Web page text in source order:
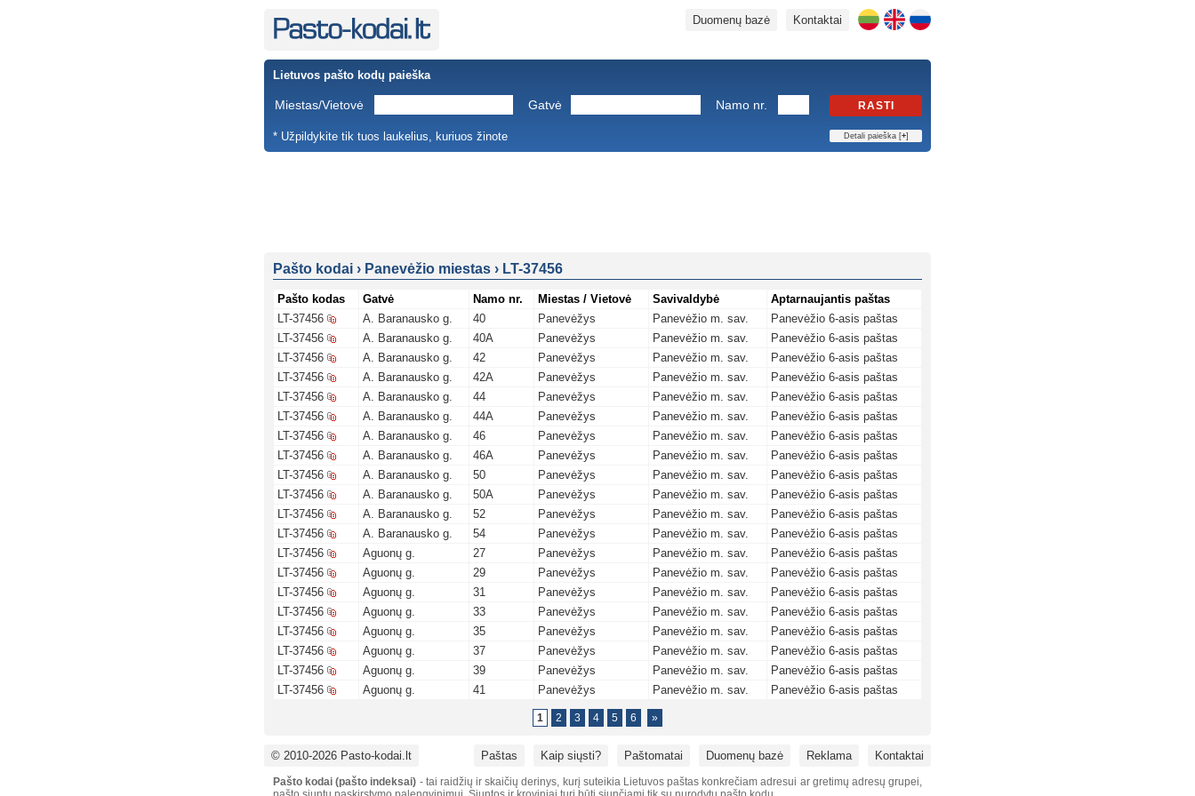
Kontaktai
Duomenų bazė
Lietuvos pašto kodų paieška
Miestas/Vietovė Gatvė Namo nr. RASTI
* Užpildykite tik tuos laukelius, kuriuos žinote Detali paieška [+]
Pašto kodai › Panevėžio miestas › LT-37456
Pašto kodas Gatvė Namo nr. Miestas / Vietovė Savivaldybė
Aptarnaujantis paštas
LT-37456
A. Baranausko g. 40 Panevėžys Panevėžio m. sav.
Panevėžio 6-asis paštas
LT-37456
A. Baranausko g. 40A Panevėžys Panevėžio m. sav.
Panevėžio 6-asis paštas
LT-37456
A. Baranausko g. 42 Panevėžys Panevėžio m. sav.
Panevėžio 6-asis paštas
LT-37456
A. Baranausko g. 42A Panevėžys Panevėžio m. sav.
Panevėžio 6-asis paštas
LT-37456
A. Baranausko g. 44 Panevėžys Panevėžio m. sav.
Panevėžio 6-asis paštas
LT-37456
A. Baranausko g. 44A Panevėžys Panevėžio m. sav.
Panevėžio 6-asis paštas
LT-37456
A. Baranausko g. 46 Panevėžys Panevėžio m. sav.
Panevėžio 6-asis paštas
LT-37456
A. Baranausko g. 46A Panevėžys Panevėžio m. sav.
Panevėžio 6-asis paštas
LT-37456
A. Baranausko g. 50 Panevėžys Panevėžio m. sav.
Panevėžio 6-asis paštas
LT-37456
A. Baranausko g. 50A Panevėžys Panevėžio m. sav.
Panevėžio 6-asis paštas
LT-37456
A. Baranausko g. 52 Panevėžys Panevėžio m. sav.
Panevėžio 6-asis paštas
LT-37456
A. Baranausko g. 54 Panevėžys Panevėžio m. sav.
Panevėžio 6-asis paštas
LT-37456
Aguonų g. 27 Panevėžys Panevėžio m. sav.
Panevėžio 6-asis paštas
LT-37456
Aguonų g. 29 Panevėžys Panevėžio m. sav.
Panevėžio 6-asis paštas
LT-37456
Aguonų g. 31 Panevėžys Panevėžio m. sav.
Panevėžio 6-asis paštas
LT-37456
Aguonų g. 33 Panevėžys Panevėžio m. sav.
Panevėžio 6-asis paštas
LT-37456
Aguonų g. 35 Panevėžys Panevėžio m. sav.
Panevėžio 6-asis paštas
LT-37456
Aguonų g. 37 Panevėžys Panevėžio m. sav.
Panevėžio 6-asis paštas
LT-37456
Aguonų g. 39 Panevėžys Panevėžio m. sav.
Panevėžio 6-asis paštas
LT-37456
Aguonų g. 41 Panevėžys Panevėžio m. sav. Panevėžio 6-asis paštas
1 2 3 4 5 6 »
© 2010-2026 Pasto-kodai.lt Paštas Kaip siųsti? Paštomatai Duomenų bazė Reklama Kontaktai
Pašto kodai (pašto indeksai) - tai raidžių ir skaičių derinys, kurį suteikia Lietuvos paštas konkrečiam adresui ar gretimų adresų grupei,